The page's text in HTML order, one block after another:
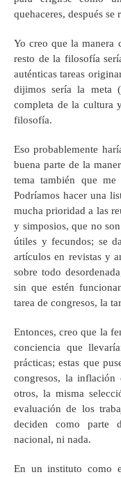
quehaceres, después
Yo creo que la manera
resto de la filosofía
auténticas tareas
dijimos sería la meta
completa de la cultura
filosofía.
Eso probablemente
buena parte de la
tema también que
Podríamos hacer una
mucha prioridad a las
y simposios, que no
útiles y fecundos; se
artículos en revistas y
sobre todo
sin que estén
tarea de congresos, la
Entonces, creo que la
conciencia que
prácticas; estas que
congresos, la inflación
otros, la misma
evaluación de los
deciden como parte
nacional, ni nada.
En un instituto como